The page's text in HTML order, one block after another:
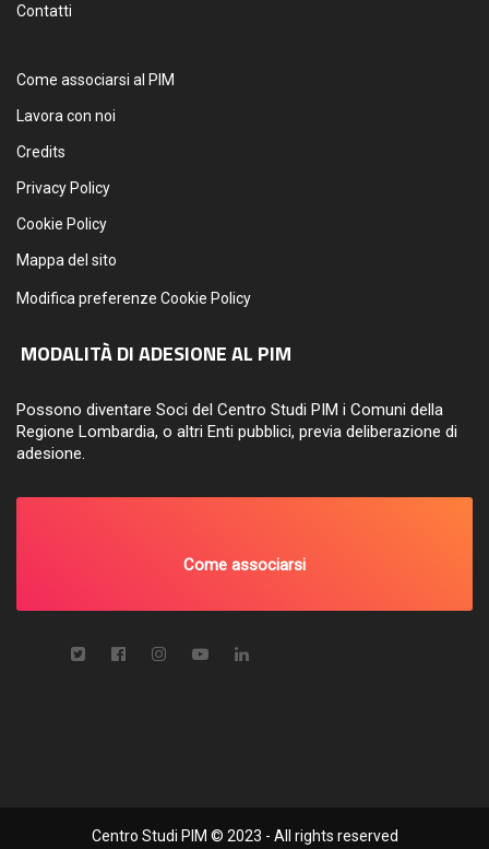
Contatti
Come associarsi al PIM
Lavora con noi
Credits
Privacy Policy
Cookie Policy
Mappa del sito
Modifica preferenze Cookie Policy
MODALITÀ DI ADESIONE AL PIM
Possono diventare Soci del Centro Studi PIM i Comuni della
Regione Lombardia, o altri Enti pubblici, previa deliberazione di
adesione.
Come associarsi
Centro Studi PIM © 2023 - All rights reserved